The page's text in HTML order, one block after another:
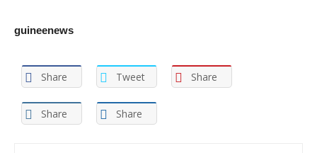
guineenews
Share Tweet Share
Share Share